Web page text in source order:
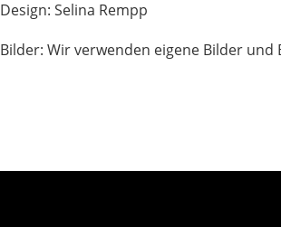
Design: Selina Rempp
Bilder: Wir verwenden eigene Bilder und